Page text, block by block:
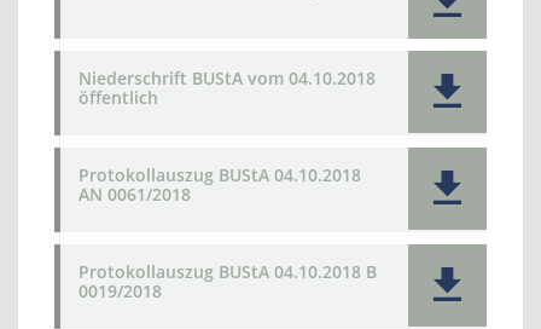
Niederschrift BUStA vom 04.10.2018
öffentlich
Protokollauszug BUStA 04.10.2018
AN 0061/2018
Protokollauszug BUStA 04.10.2018 B
0019/2018